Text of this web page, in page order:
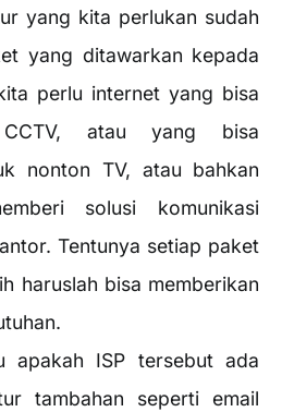
yang kita perlukan sudah
yang ditawarkan kepada
perlu internet yang bisa
CCTV, atau yang bisa
nonton TV, atau bahkan
solusi komunikasi
Tentunya setiap paket
haruslah bisa memberikan
apakah ISP tersebut ada
tambahan seperti email